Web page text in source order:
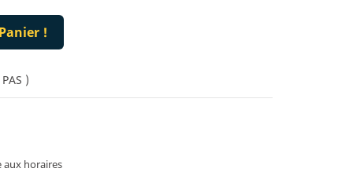
!
)
aux horaires